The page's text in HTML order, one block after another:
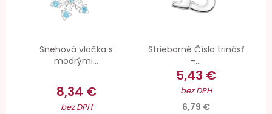
Snehová vločka s
modrými...
8,34 €
bez DPH
Strieborné Číslo trinásť
-...
5,43 €
bez DPH
6,79 €